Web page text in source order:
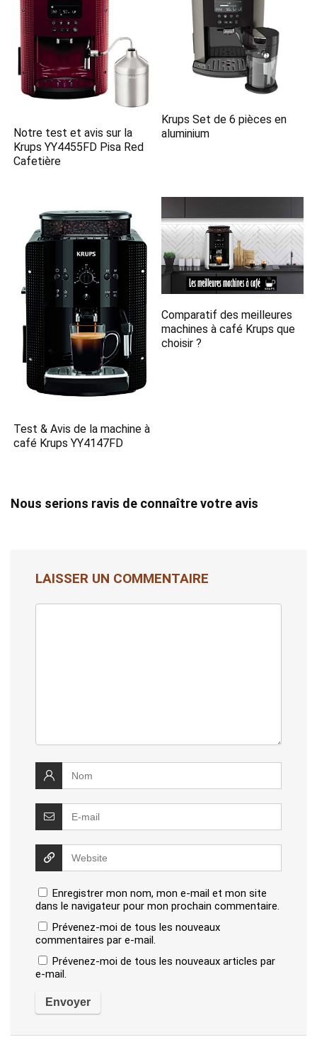
Notre test et avis sur la
Krups YY4455FD Pisa Red
Cafetière
Krups Set de 6 pièces en
aluminium
Test & Avis de la machine à
café Krups YY4147FD
Comparatif des meilleures
machines à café Krups que
choisir ?
Nous serions ravis de connaître votre avis
LAISSER UN COMMENTAIRE
Enregistrer mon nom, mon e-mail et mon site
dans le navigateur pour mon prochain commentaire.
Prévenez-moi de tous les nouveaux
commentaires par e-mail.
Prévenez-moi de tous les nouveaux articles par
e-mail.